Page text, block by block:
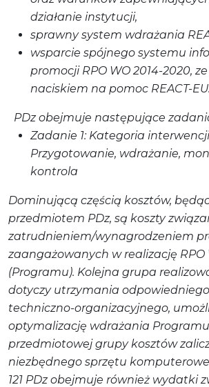
działanie instytucji,
sprawny system wdrażania
wsparcie spójnego systemu
promocji RPO WO 2014-2020,
naciskiem na pomoc REACT-EU.
PDz obejmuje następujące
Zadanie 1: Kategoria interwencji
Przygotowanie, wdrażanie,
kontrola
Dominującą częścią kosztów,
przedmiotem PDz, są koszty
zatrudnieniem/wynagrodzeniem
zaangażowanych w realizację RPO
(Programu). Kolejna grupa
dotyczy utrzymania
techniczno-organizacyjnego,
optymalizację wdrażania
przedmiotowej grupy kosztów
niezbędnego sprzętu
121 PDz obejmuje również wydatki